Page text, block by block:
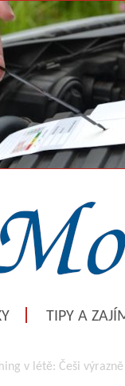
TIPY A
v létě: Češi